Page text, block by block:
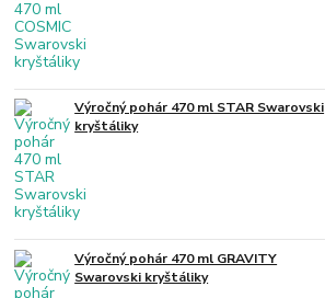
Výročný pohár 470 ml STAR Swarovski
kryštáliky
Výročný pohár 470 ml GRAVITY
Swarovski kryštáliky